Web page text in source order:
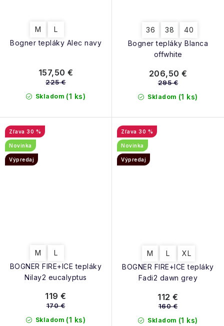
Bogner tepláky Alec navy
M L
Skladom (1 ks)
157,50 €
225 €
Bogner tepláky Blanca
offwhite
36 38 40
Skladom (1 ks)
206,50 €
295 €
BOGNER FIRE+ICE tepláky
Nilay2 eucalyptus
30 %
Novinka
Výpredaj
M L
Skladom (1 ks)
119 €
170 €
BOGNER FIRE+ICE tepláky
Fadi2 dawn grey
30 %
Novinka
Výpredaj
M L XL
Skladom (1 ks)
112 €
160 €